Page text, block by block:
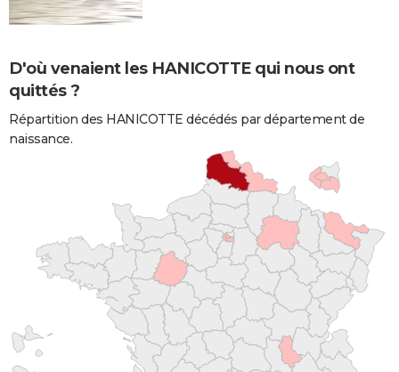
D'où venaient les HANICOTTE qui nous ont
quittés ?
Répartition des HANICOTTE décédés par département de
naissance.